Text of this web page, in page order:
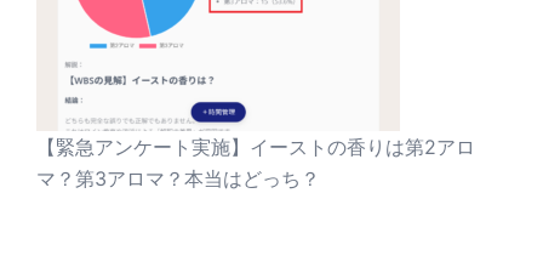
【緊急アンケート実施】イーストの香りは第2アロ
マ？第3アロマ？本当はどっち？